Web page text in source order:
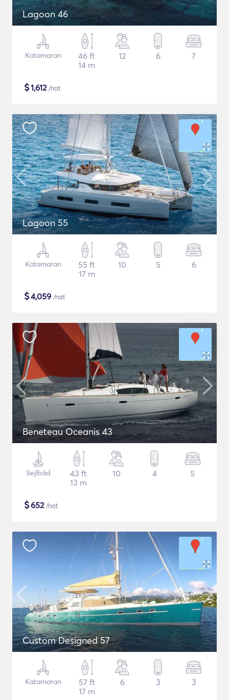
Lagoon 46
Katamaran
46 ft
14 m
12 6 7
$1,612/nat
Lagoon 55
Katamaran
55 ft
17 m
10 5 6
$4,059 /nat
Beneteau Oceanis 43
Sejlbåd
43 ft
13 m
10 4 5
$652/nat
Custom Designed 57
Katamaran
57 ft
17 m
6 3 3